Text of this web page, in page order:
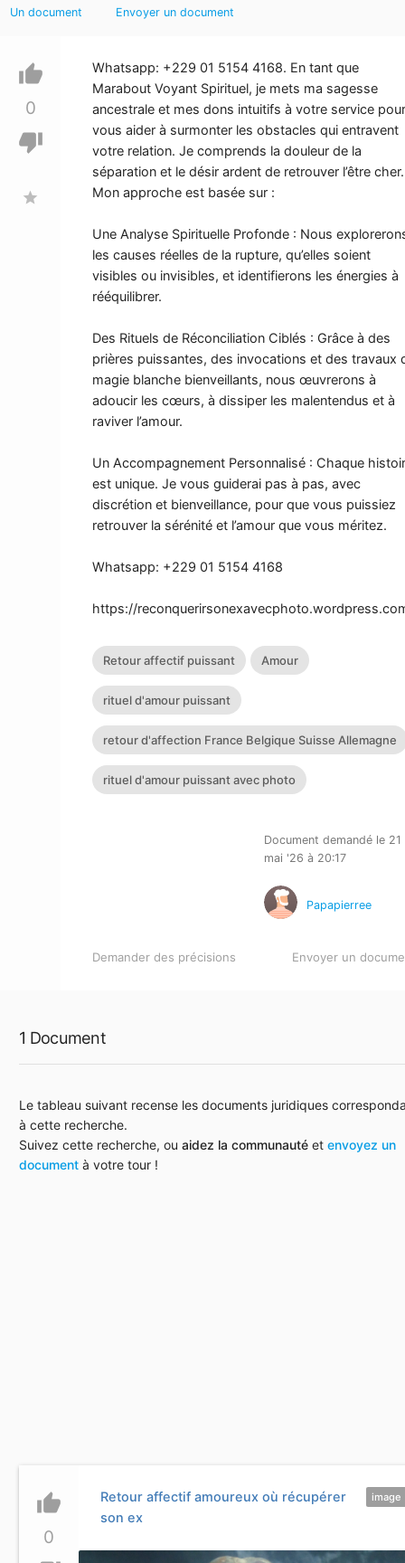
Un document
Envoyer un document
thumb_up
0
thumb_down
star
Whatsapp: +229 01 5154 4168. En tant que
Marabout Voyant Spirituel, je mets ma sagesse
ancestrale et mes dons intuitifs à votre service pour
vous aider à surmonter les obstacles qui entravent
votre relation. Je comprends la douleur de la
séparation et le désir ardent de retrouver l’être cher.
Mon approche est basée sur :
Une Analyse Spirituelle Profonde : Nous
les causes réelles de la rupture, qu’elles soient
visibles ou invisibles, et identifierons les énergies à
rééquilibrer.
Des Rituels de Réconciliation Ciblés : Grâce à des
prières puissantes, des invocations et des travaux
magie blanche bienveillants, nous œuvrerons à
adoucir les cœurs, à dissiper les malentendus et à
raviver l’amour.
Un Accompagnement Personnalisé : Chaque
est unique. Je vous guiderai pas à pas, avec
discrétion et bienveillance, pour que vous puissiez
retrouver la sérénité et l’amour que vous méritez.
Whatsapp: +229 01 5154 4168
https://
Retour affectif puissant Amour
rituel d'amour puissant
retour d'affection France Belgique Suisse Allemagne
rituel d'amour puissant avec photo
Document demandé le 21
mai '26 à 20:17
Papapierree
Demander des précisions Envoyer un
1 Document
Le tableau suivant recense les documents juridiques
à cette recherche.
Suivez cette recherche, ou aidez la communauté et envoyez un
document à votre tour !
thumb_up
0
image
Retour affectif amoureux où récupérer
son ex